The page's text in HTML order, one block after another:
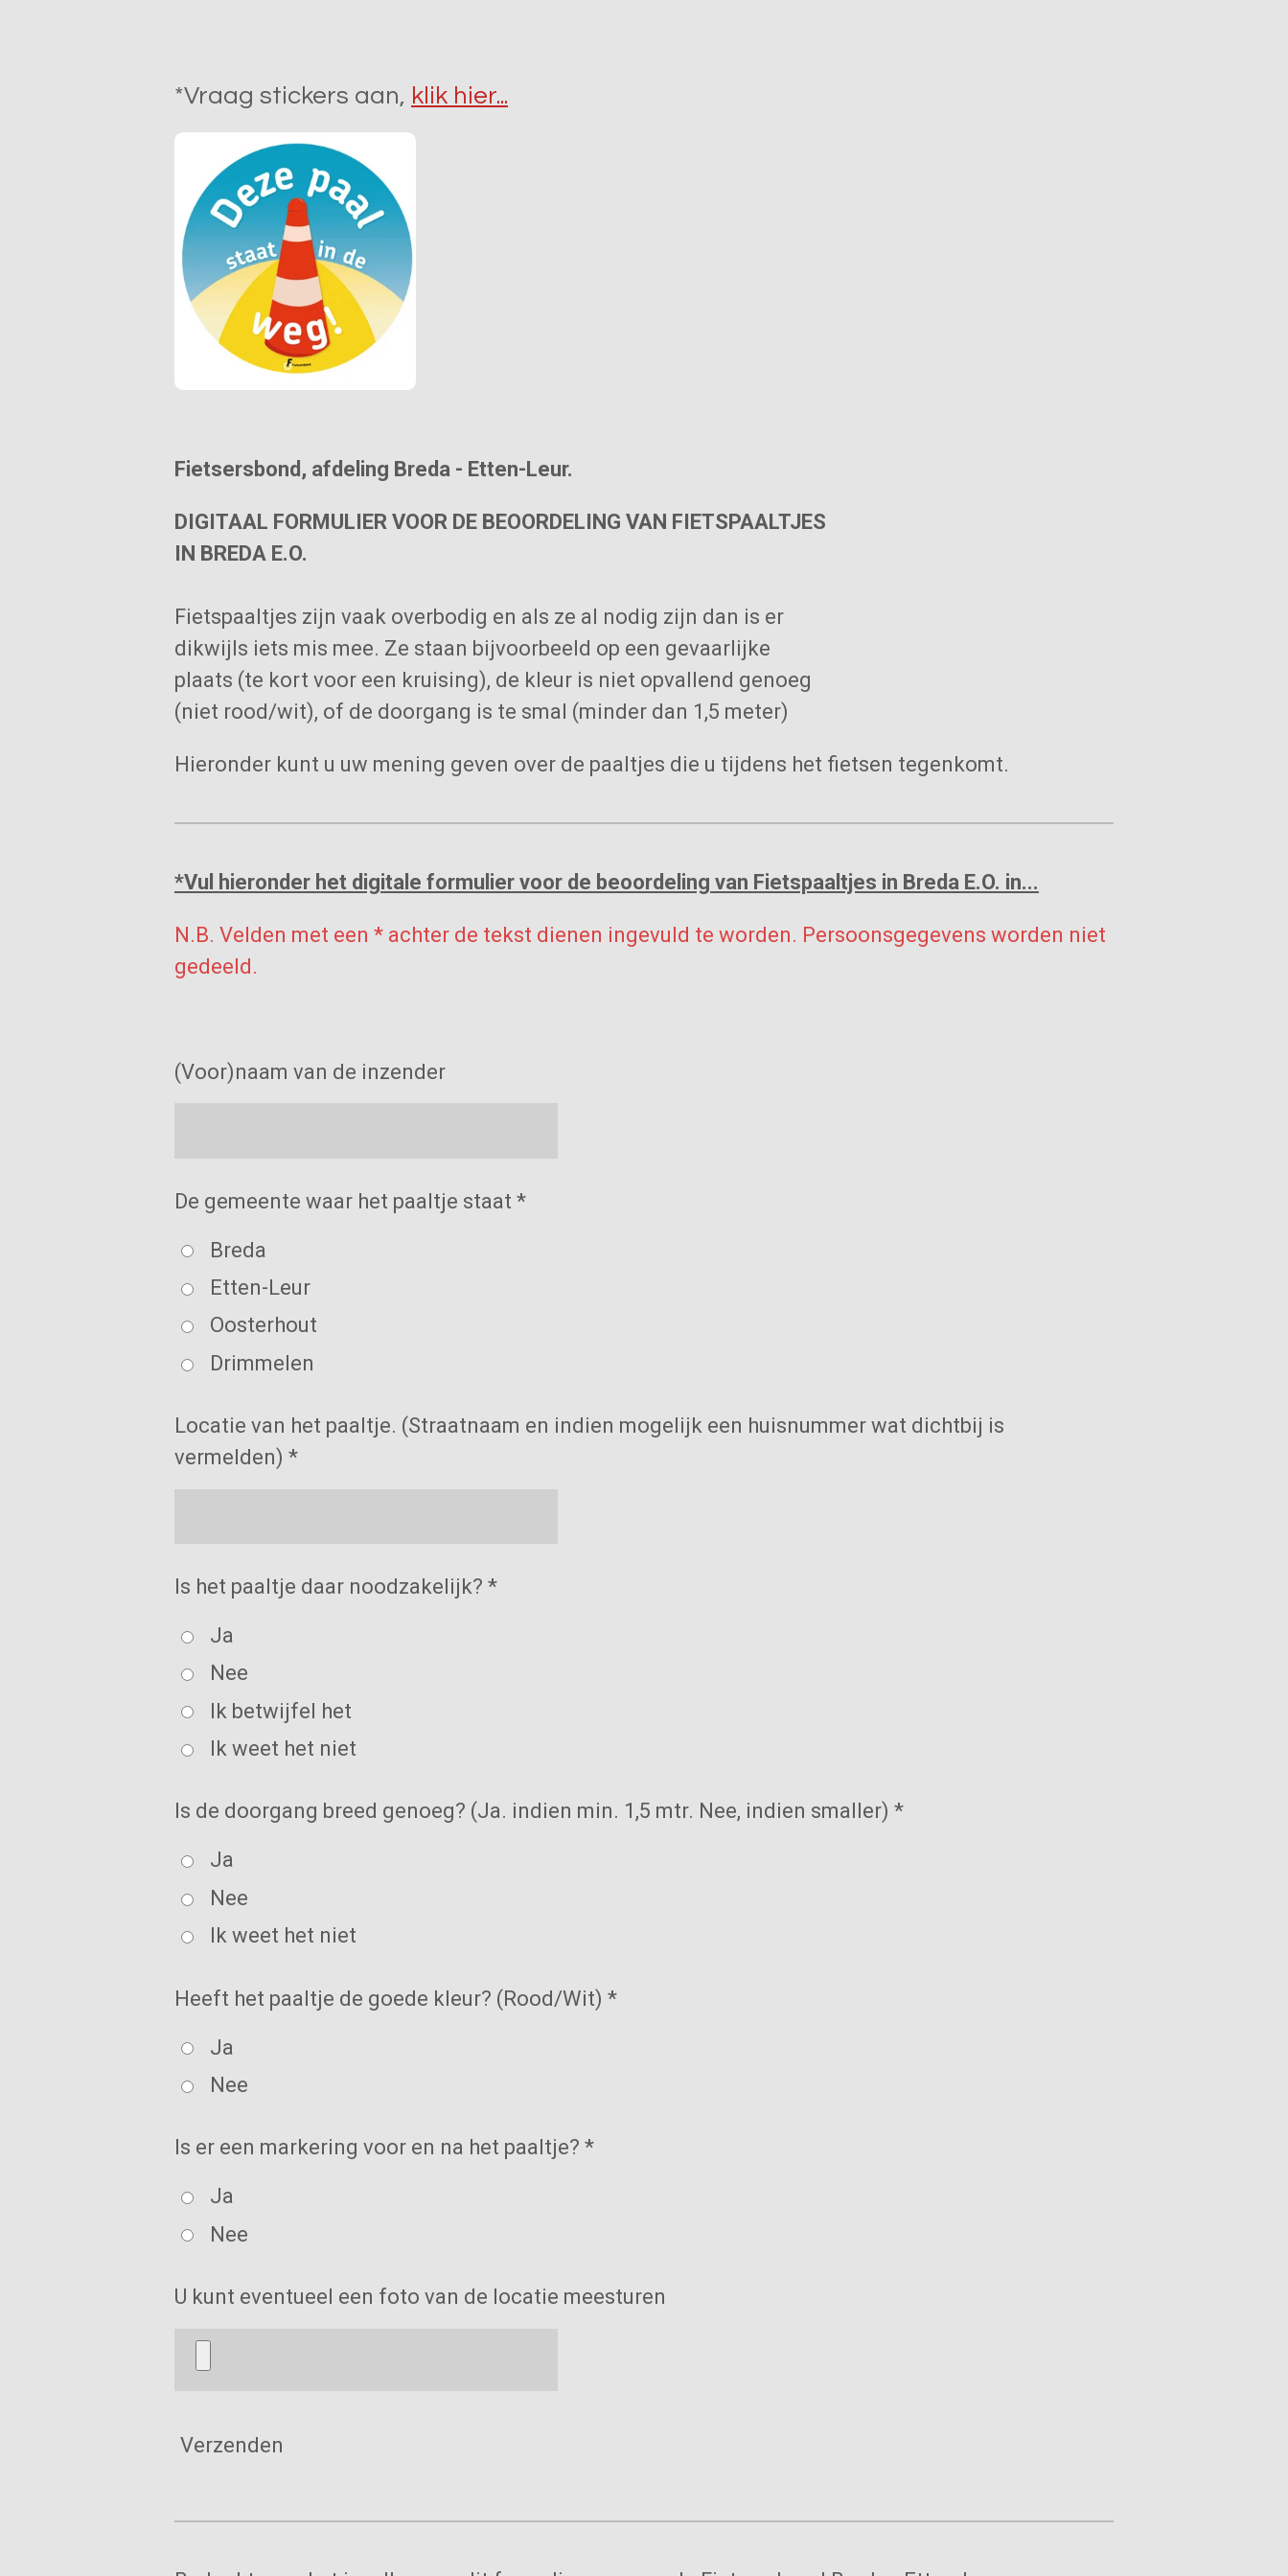
*Vraag stickers aan, klik hier...
Fietsersbond, afdeling Breda - Etten-Leur.
DIGITAAL FORMULIER VOOR DE BEOORDELING VAN FIETSPAALTJES
IN BREDA E.O.
Fietspaaltjes zijn vaak overbodig en als ze al nodig zijn dan is er
dikwijls iets mis mee. Ze staan bijvoorbeeld op een gevaarlijke
plaats (te kort voor een kruising), de kleur is niet opvallend genoeg
(niet rood/wit), of de doorgang is te smal (minder dan 1,5 meter)
Hieronder kunt u uw mening geven over de paaltjes die u tijdens het fietsen tegenkomt.
*Vul hieronder het digitale formulier voor de beoordeling van Fietspaaltjes in Breda E.O. in...
N.B. Velden met een * achter de tekst dienen ingevuld te worden. Persoonsgegevens worden niet
gedeeld.
(Voor)naam van de inzender
De gemeente waar het paaltje staat *
Breda
Etten-Leur
Oosterhout
Drimmelen
Locatie van het paaltje. (Straatnaam en indien mogelijk een huisnummer wat dichtbij is
vermelden) *
Is het paaltje daar noodzakelijk? *
Ja
Nee
Ik betwijfel het
Ik weet het niet
Is de doorgang breed genoeg? (Ja. indien min. 1,5 mtr. Nee, indien smaller) *
Ja
Nee
Ik weet het niet
Heeft het paaltje de goede kleur? (Rood/Wit) *
Ja
Nee
Is er een markering voor en na het paaltje? *
Ja
Nee
U kunt eventueel een foto van de locatie meesturen
Verzenden